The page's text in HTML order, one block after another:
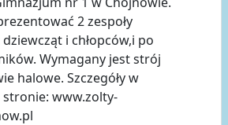
2 zespoły
i chłopców,i po
Wymagany jest strój
halowe. Szczegóły w
www.zolty-